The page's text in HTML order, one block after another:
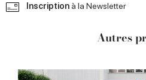
Inscription à la Newsletter
Autres